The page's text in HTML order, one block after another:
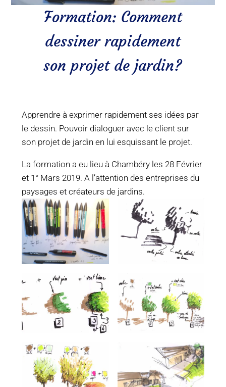
Formation: Comment
dessiner rapidement
son projet de jardin?
Apprendre à exprimer rapidement ses idées par
le dessin. Pouvoir dialoguer avec le client sur
son projet de jardin en lui esquissant le projet.
La formation a eu lieu à Chambéry les 28 Février
et 1° Mars 2019. A l’attention des entreprises du
paysages et créateurs de jardins.